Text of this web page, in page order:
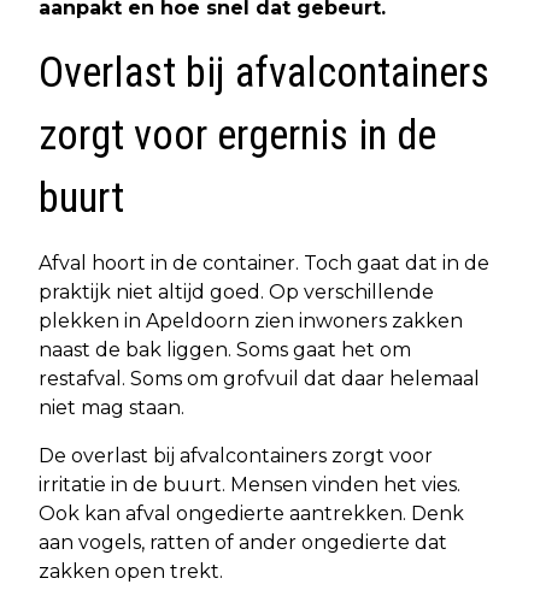
aanpakt en hoe snel dat gebeurt.
Overlast bij afvalcontainers
zorgt voor ergernis in de
buurt
Afval hoort in de container. Toch gaat dat in de
praktijk niet altijd goed. Op verschillende
plekken in Apeldoorn zien inwoners zakken
naast de bak liggen. Soms gaat het om
restafval. Soms om grofvuil dat daar helemaal
niet mag staan.
De overlast bij afvalcontainers zorgt voor
irritatie in de buurt. Mensen vinden het vies.
Ook kan afval ongedierte aantrekken. Denk
aan vogels, ratten of ander ongedierte dat
zakken open trekt.